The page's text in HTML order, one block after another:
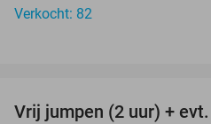
Verkocht: 82
Vrij jumpen (2 uur) +